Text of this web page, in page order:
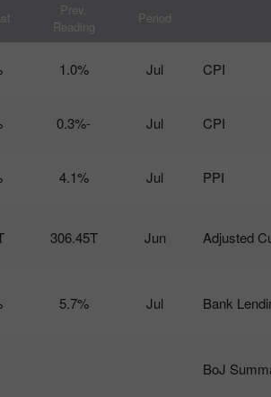
Period
Prev.
Reading
CPI
Jul
1.0%
CPI
Jul
-0.3%
PPI
Jul
4.1%
Adjusted
Jun
306.45T
Bank
Jul
5.7%
BoJ